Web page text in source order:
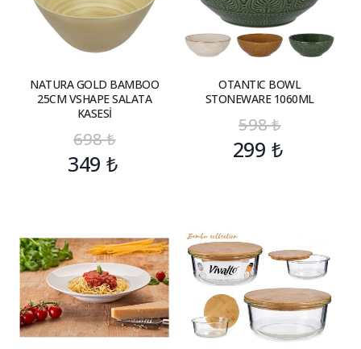
NATURA GOLD BAMBOO
25CM VSHAPE SALATA
KASESİ
698₺
349₺
OTANTIC BOWL
STONEWARE 1060ML
598₺
299 ₺